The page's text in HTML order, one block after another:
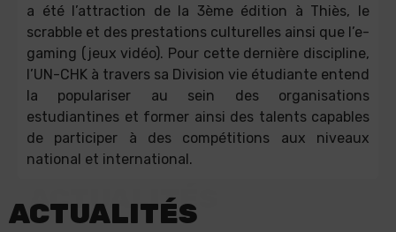
a été l’attraction de la 3ème édition à Thiès, le
scrabble et des prestations culturelles ainsi que l’e-
gaming (jeux vidéo). Pour cette dernière discipline,
l’UN-CHK à travers sa Division vie étudiante entend
la populariser au sein des organisations
estudiantines et former ainsi des talents capables
de participer à des compétitions aux niveaux
national et international.
ACTUALITÉS